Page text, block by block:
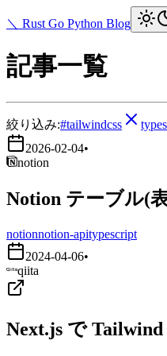
＼ Rust Go Python Blog
記事一覧
絞り込み:#tailwindcss
2026-02-04•
notion
Notion テーブル(
notionnotion-apitypescript
2024-04-06•
qiita
Next.js で